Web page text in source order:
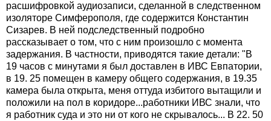
расшифровкой аудиозаписи, сделанной в следственном
изоляторе Симферополя, где содержится Константин
Сизарев. В ней подследственный подробно
рассказывает о том, что с ним произошло с момента
задержания. В частности, приводятся такие детали: "В
19 часов с минутами я был доставлен в ИВС Евпатории,
в 19. 25 помещен в камеру общего содержания, в 19.35
камера была открыта, меня оттуда избитого вытащили и
положили на пол в коридоре...работники ИВС знали, что
я работник суда и это ни от кого не скрывалось... В 22. 50